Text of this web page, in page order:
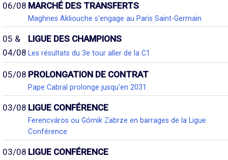
06/08 MARCHÉ DES TRANSFERTS
Maghnes Akliouche s'engage au Paris Saint-Germain
05 &
04/08
LIGUE DES CHAMPIONS
Les résultats du 3e tour aller de la C1
05/08 PROLONGATION DE CONTRAT
Pape Cabral prolonge jusqu'en 2031
03/08 LIGUE CONFÉRENCE
Ferencváros ou Górnik Zabrze en barrages de la Ligue
Conférence
03/08 LIGUE CONFÉRENCE